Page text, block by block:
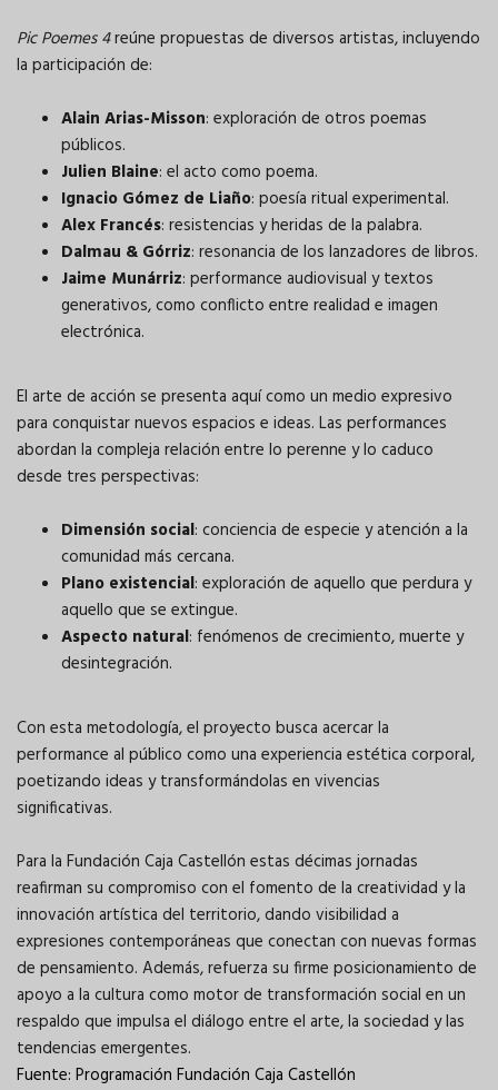
Pic Poemes 4reúne propuestas de diversos artistas, incluyendo
la participación de:
Alain Arias-Misson: exploración de otros poemas
públicos.
Julien Blaine: el acto como poema.
Ignacio Gómez de Liaño: poesía ritual experimental.
Alex Francés: resistencias y heridas de la palabra.
Dalmau & Górriz: resonancia de los lanzadores de libros.
Jaime Munárriz: performance audiovisual y textos
generativos, como conflicto entre realidad e imagen
electrónica.
El arte de acción se presenta aquí como un medio expresivo
para conquistar nuevos espacios e ideas. Las performances
abordan la compleja relación entre lo perenne y lo caduco
desde tres perspectivas:
Dimensión social: conciencia de especie y atención a la
comunidad más cercana.
Plano existencial: exploración de aquello que perdura y
aquello que se extingue.
Aspecto natural: fenómenos de crecimiento, muerte y
desintegración.
Con esta metodología, el proyecto busca acercar la
performance al público como una experiencia estética corporal,
poetizando ideas y transformándolas en vivencias
significativas.
Para la Fundación Caja Castellón estas décimas jornadas
reafirman su compromiso con el fomento de la creatividad y la
innovación artística del territorio, dando visibilidad a
expresiones contemporáneas que conectan con nuevas formas
de pensamiento. Además, refuerza su firme posicionamiento de
apoyo a la cultura como motor de transformación social en un
respaldo que impulsa el diálogo entre el arte, la sociedad y las
tendencias emergentes.
Fuente: Programación Fundación Caja Castellón